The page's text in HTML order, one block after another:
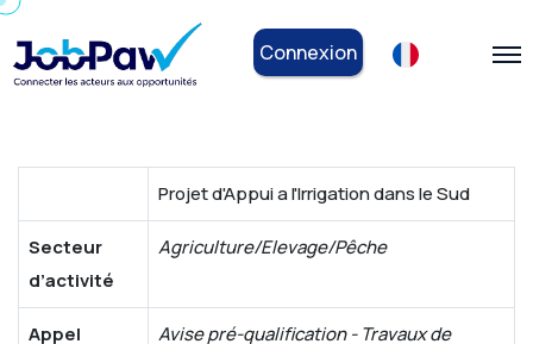
Connexion
Projet d'Appui a l'Irrigation dans le Sud
Secteur
d’activité
Agriculture/Elevage/Pêche
Appel
Avise pré-qualification - Travaux de